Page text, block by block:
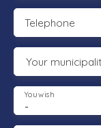
Telephone
Your
-
You wish